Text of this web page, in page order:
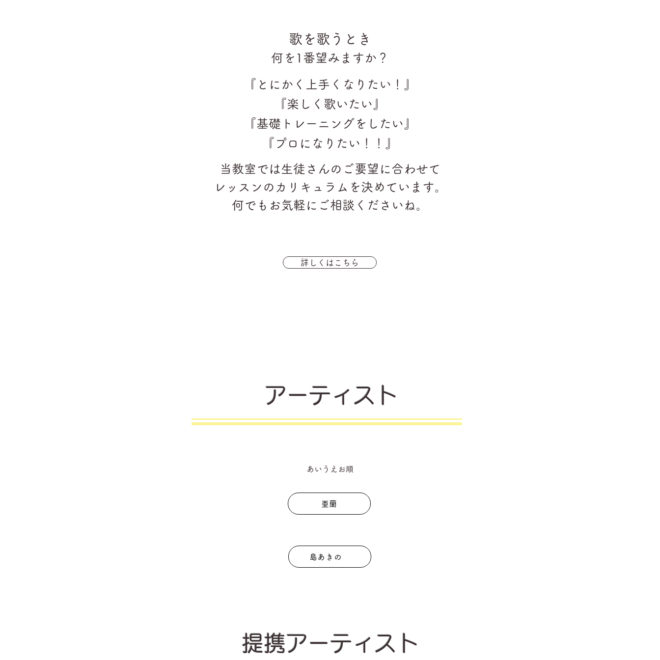
歌を歌うとき
何を1番望みますか？
『とにかく上手くなりたい！』
『楽しく歌いたい』
『基礎トレーニングをしたい』
『プロになりたい！！』
当教室では生徒さんのご要望に合わせて
レッスンのカリキュラムを決めています。
何でもお気軽にご相談くださいね。
詳しくはこちら
アーティスト
あいうえお順
亜蘭
島あきの
提携アーティスト